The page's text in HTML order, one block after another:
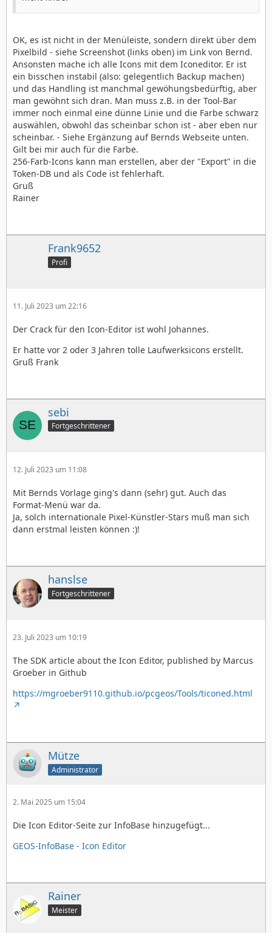
OK, es ist nicht in der Menüleiste, sondern direkt über dem
Pixelbild - siehe Screenshot (links oben) im Link von Bernd.
Ansonsten mache ich alle Icons mit dem Iconeditor. Er ist
ein bisschen instabil (also: gelegentlich Backup machen)
und das Handling ist manchmal gewöhungsbedürftig, aber
man gewöhnt sich dran. Man muss z.B. in der Tool-Bar
immer noch einmal eine dünne Linie und die Farbe schwarz
auswählen, obwohl das scheinbar schon ist - aber eben nur
scheinbar. - Siehe Ergänzung auf Bernds Webseite unten.
Gilt bei mir auch für die Farbe.
256-Farb-Icons kann man erstellen, aber der "Export" in die
Token-DB und als Code ist fehlerhaft.
Gruß
Rainer
Frank9652
Profi
11. Juli 2023 um 22:16
Der Crack für den Icon-Editor ist wohl Johannes.
Er hatte vor 2 oder 3 Jahren tolle Laufwerksicons erstellt.
Gruß Frank
sebi
Fortgeschrittener
12. Juli 2023 um 11:08
Mit Bernds Vorlage ging's dann (sehr) gut. Auch das
Format-Menü war da.
Ja, solch internationale Pixel-Künstler-Stars muß man sich
dann erstmal leisten können :)!
hanslse
Fortgeschrittener
23. Juli 2023 um 10:19
The SDK article about the Icon Editor, published by Marcus
Groeber in Github
https://mgroeber9110.github.io/pcgeos/Tools/ticoned.html
Mütze
Administrator
2. Mai 2025 um 15:04
Die Icon Editor-Seite zur InfoBase hinzugefügt...
GEOS-InfoBase - Icon Editor
Rainer
Meister